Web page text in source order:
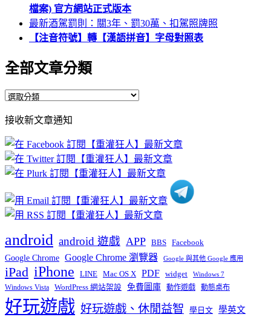
檔案) 官方網站正式版本
最新酒駕罰則：關3年、罰30萬、扣駕照牌照
【注音符號】轉【漢語拼音】字母對照表
全部文章分類
全
文
章
分
類
接收新文章通知
android android 遊戲 APP BBS Facebook
Google Chrome Google Chrome 瀏覽器 Google 與其他 Google 應用
iPad iPhone LINE Mac OS X PDF widget Windows 7
Windows Vista WordPress 網站架設 免費圖庫 動作遊戲 動態桌布
好玩遊戲 好玩遊戲、休閒益智 學日文 學英文